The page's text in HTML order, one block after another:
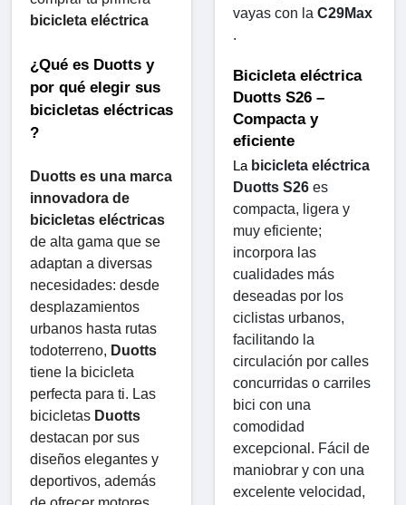
bicicleta eléctrica
¿Qué es Duotts ​​y
por qué elegir sus
bicicletas eléctricas
?
Duotts ​​es una marca
innovadora de
bicicletas eléctricas
de alta gama que se
adaptan a diversas
necesidades: desde
desplazamientos
urbanos hasta rutas
todoterreno, Duotts
tiene la bicicleta
perfecta para ti. Las
bicicletas Duotts
destacan por sus
diseños elegantes y
deportivos, además
vayas con la C29Max
.
Bicicleta eléctrica
Duotts ​​S26 –
Compacta y
eficiente
La bicicleta eléctrica
Duotts ​​S26 es
compacta, ligera y
muy eficiente;
incorpora las
cualidades más
deseadas por los
ciclistas urbanos,
facilitando la
circulación por calles
concurridas o carriles
bici con una
comodidad
excepcional. Fácil de
maniobrar y con una
excelente velocidad,